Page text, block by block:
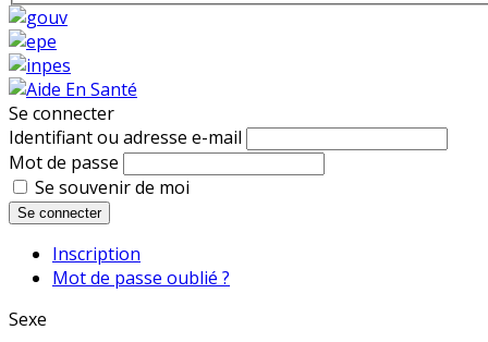
Se connecter
Identifiant ou adresse e-mail
Mot de passe
Se souvenir de moi
Se connecter
Inscription
Mot de passe oublié ?
Sexe